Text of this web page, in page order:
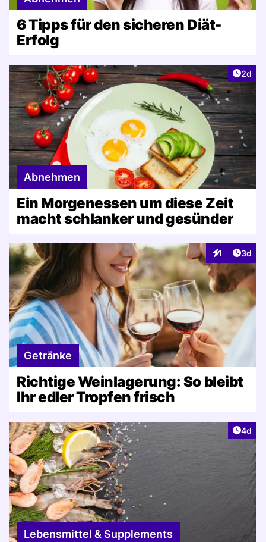
6 Tipps für den sicheren Diät-
Erfolg
2d
Abnehmen
Ein Morgenessen um diese Zeit
macht schlanker und gesünder
1
Interaktionen
3d
Getränke
Richtige Weinlagerung: So bleibt
Ihr edler Tropfen frisch
4d
Lebensmittel & Supplements